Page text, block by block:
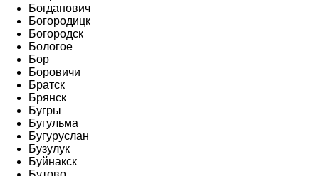
Богданович
Богородицк
Богородск
Бологое
Бор
Боровичи
Братск
Брянск
Бугры
Бугульма
Бугуруслан
Бузулук
Буйнакск